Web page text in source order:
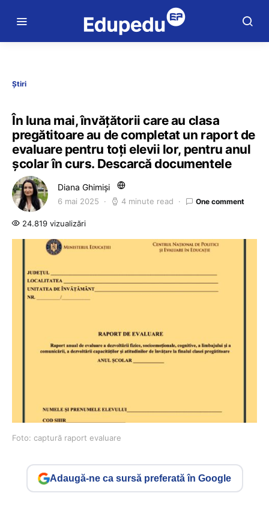
Știri
În luna mai, învățătorii care au clasa
pregătitoare au de completat un raport de
evaluare pentru toți elevii lor, pentru anul
școlar în curs. Descarcă documentele
Diana Ghimiși
6 mai 2025 4 minute read One comment
24.819 vizualizări
Foto: captură raport evaluare
Adaugă-ne ca sursă preferată în Google